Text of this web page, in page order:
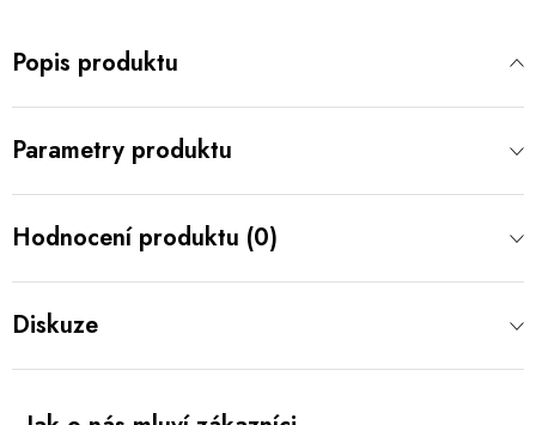
Popis produktu
Parametry produktu
Hodnocení produktu (0)
Diskuze